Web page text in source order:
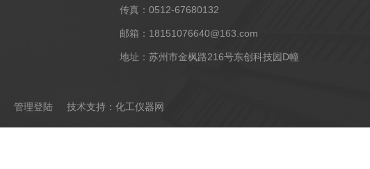
传真：0512-67680132
邮箱：18151076640@163.com
地址：苏州市金枫路216号东创科技园D幢
管理登陆 技术支持： 化工仪器网